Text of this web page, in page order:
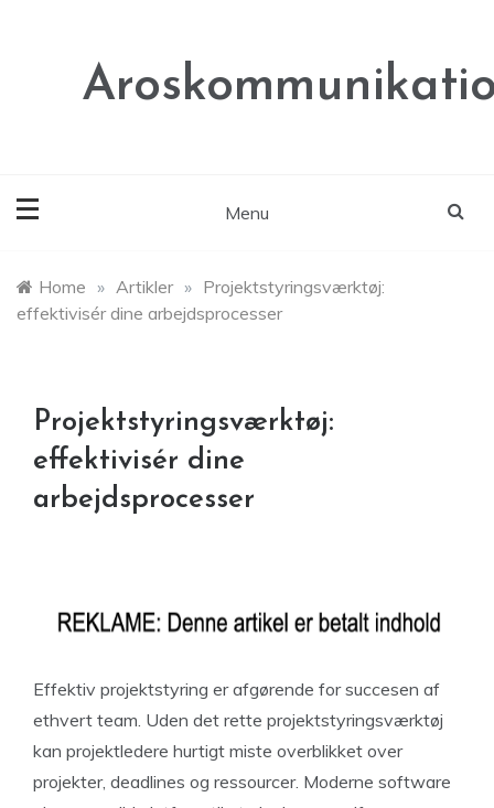
Menu
Home » Artikler » Projektstyringsværktøj:
effektivisér dine arbejdsprocesser
Projektstyringsværktøj:
effektivisér dine
arbejdsprocesser
Effektiv projektstyring er afgørende for succesen af
ethvert team. Uden det rette projektstyringsværktøj
kan projektledere hurtigt miste overblikket over
projekter, deadlines og ressourcer. Moderne software